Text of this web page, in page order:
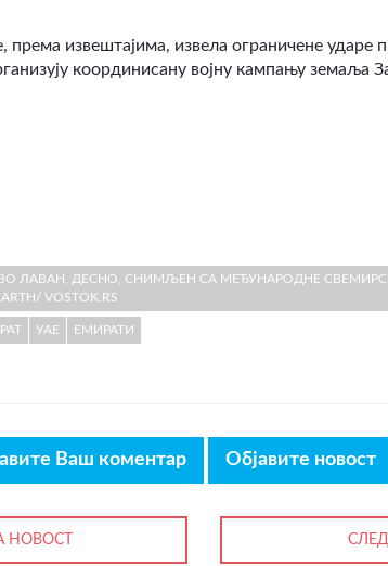
према извештајима, извела ограничене
координисану војну кампању земаља
ЛАВАН, ДЕСНО, СНИМЉЕН СА МЕЂУНАРОДНЕ СВЕМИРСКЕ
VOSTOK.RS
РАТ УАЕ ЕМИРАТИ
Ваш коментар Објавите новост
НОВОСТ